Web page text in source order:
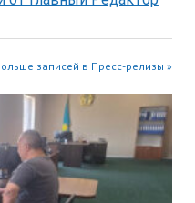
записей в Пресс-релизы »